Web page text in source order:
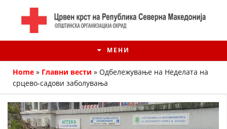
МЕНИ
Home » Главни вести » Oдбележување на Неделата на
срцево-садови заболувања